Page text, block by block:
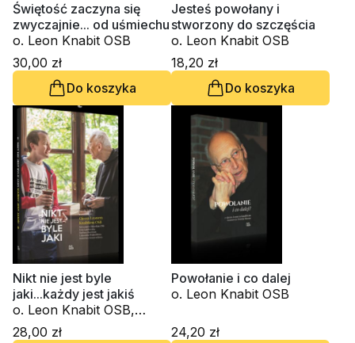
Świętość zaczyna się
zwyczajnie... od uśmiechu
o. Leon Knabit OSB
30,00 zł
Do koszyka
Jesteś powołany i
stworzony do szczęścia
o. Leon Knabit OSB
18,20 zł
Do koszyka
Nikt nie jest byle
jaki...każdy jest jakiś
o. Leon Knabit OSB,
Jacek Zelek
28,00 zł
Powołanie i co dalej
o. Leon Knabit OSB
24,20 zł